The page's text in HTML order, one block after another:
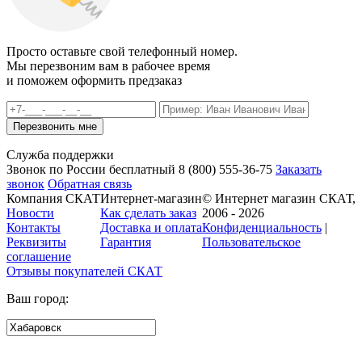
Просто оставьте свой телефонный номер.
Мы перезвоним вам в рабочее время
и поможем оформить предзаказ
Служба поддержки
Звонок по России бесплатный 8 (800) 555-36-75 Заказать
звонок Обратная связь
Компания СКАТ
Новости
Контакты
Реквизиты
Интернет-магазин
Как сделать заказ
Доставка и оплата
Гарантия
© Интернет магазин СКАТ,
2006 - 2026
Конфиденциальность |
Пользовательское
соглашение
Отзывы покупателей СКАТ
Ваш город: